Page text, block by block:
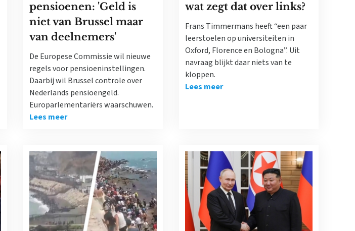
pensioenen: 'Geld is
niet van Brussel maar
van deelnemers'
De Europese Commissie wil nieuwe
regels voor pensioeninstellingen.
Daarbij wil Brussel controle over
Nederlands pensioengeld.
Europarlementariërs waarschuwen.
Lees meer
wat zegt dat over links?
Frans Timmermans heeft “een paar
leerstoelen op universiteiten in
Oxford, Florence en Bologna”. Uit
navraag blijkt daar niets van te
kloppen.
Lees meer